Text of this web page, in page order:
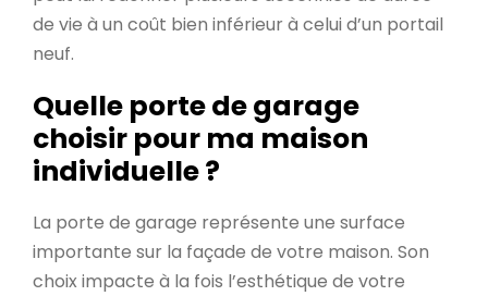
de vie à un coût bien inférieur à celui d’un portail
neuf.
Quelle porte de garage
choisir pour ma maison
individuelle ?
La porte de garage représente une surface
importante sur la façade de votre maison. Son
choix impacte à la fois l’esthétique de votre